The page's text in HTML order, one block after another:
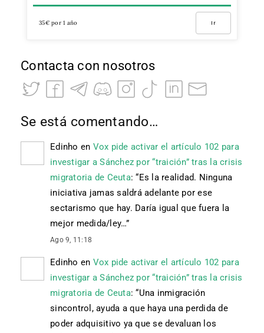
35€ por 1 año Ir
Contacta con nosotros
Se está comentando…
Edinho en Vox pide activar el artículo 102 para
investigar a Sánchez por “traición” tras la crisis
migratoria de Ceuta: “Es la realidad. Ninguna
iniciativa jamas saldrá adelante por ese
sectarismo que hay. Daría igual que fuera la
mejor medida/ley…”
Ago 9, 11:18
Edinho en Vox pide activar el artículo 102 para
investigar a Sánchez por “traición” tras la crisis
migratoria de Ceuta: “Una inmigración
sincontrol, ayuda a que haya una perdida de
poder adquisitivo ya que se devaluan los